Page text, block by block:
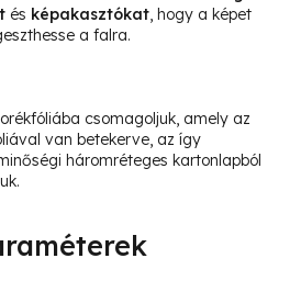
és képakasztókat, hogy a képet
a falra.
csomagoljuk, amely az
van betekerve, az így
háromréteges kartonlapból